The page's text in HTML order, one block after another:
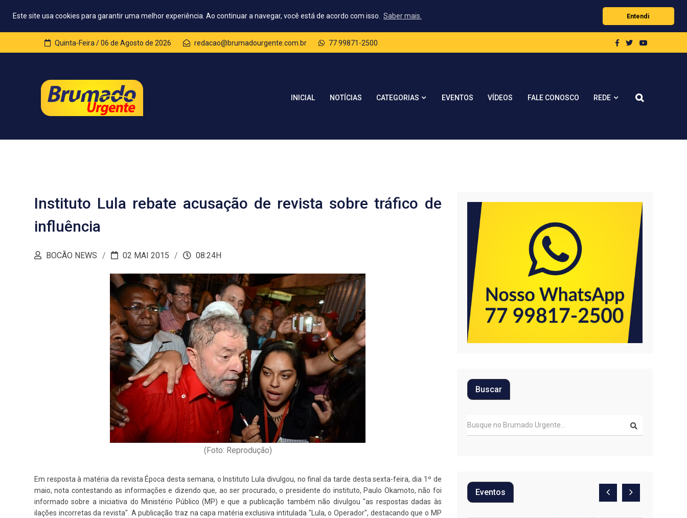
Este site usa cookies para garantir uma melhor experiência. Ao continuar a navegar, você está de acordo com isso. Saber mais. Entendi
Quinta-Feira / 06 de Agosto de 2026 redacao@brumadourgente.com.br 77 99871-2500
INICIAL NOTÍCIAS CATEGORIAS EVENTOS VÍDEOS FALE CONOSCO REDE
Instituto Lula rebate acusação de revista sobre tráfico de
influência
BOCÃO NEWS 02 MAI 2015 08:24H
(Foto: Reprodução)
Em resposta à matéria da revista Época desta semana, o Instituto Lula divulgou, no final da tarde desta sexta-feira, dia 1º de
maio, nota contestando as informações e dizendo que, ao ser procurado, o presidente do instituto, Paulo Okamoto, não foi
informado sobre a iniciativa do Ministério Público (MP) e que a publicação também não divulgou "as respostas dadas às
ilações incorretas da revista". A publicação traz na capa matéria exclusiva intitulada "Lula, o Operador", destacando que o MP
Buscar
Eventos